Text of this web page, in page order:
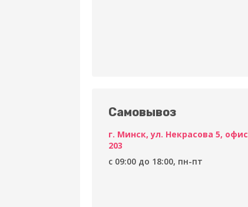
Самовывоз
г. Минск, ул. Некрасова 5, офис
203
c 09:00 до 18:00, пн-пт